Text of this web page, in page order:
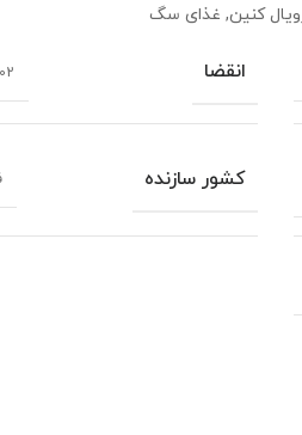
کنین, غذای سگ
انقضا
کشور سازنده